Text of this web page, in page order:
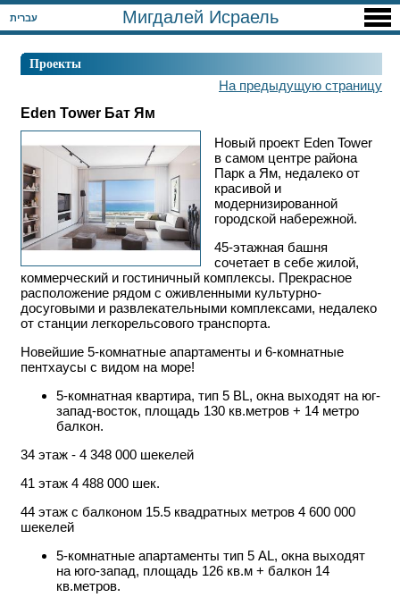
עברית Мигдалей Исраель
Проекты
На предыдущую страницу
Eden Tower Бат Ям
Новый проект Eden Tower
в самом центре района
Парк а Ям, недалеко от
красивой и
модернизированной
городской набережной.
45-этажная башня
сочетает в себе жилой,
коммерческий и гостиничный комплексы. Прекрасное
расположение рядом с оживленными культурно-
досуговыми и развлекательными комплексами, недалеко
от станции легкорельсового транспорта.
Новейшие 5-комнатные апартаменты и 6-комнатные
пентхаусы с видом на море!
5-комнатная квартира, тип 5 BL, окна выходят на юг-
запад-восток, площадь 130 кв.метров + 14 метро
балкон.
34 этаж - 4 348 000 шекелей
41 этаж 4 488 000 шек.
44 этаж с балконом 15.5 квадратных метров 4 600 000
шекелей
5-комнатные апартаменты тип 5 AL, окна выходят
на юго-запад, площадь 126 кв.м + балкон 14
кв.метров.